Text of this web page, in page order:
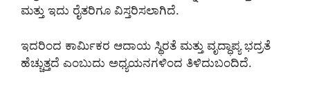
ಮತ್ತು ಇದು ರೈತರಿಗೂ ವಿಸ್ತರಿಸಲಾಗಿದೆ.
ಇದರಿಂದ ಕಾರ್ಮಿಕರ ಆದಾಯ ಸ್ಥಿರತೆ ಮತ್ತು ವೃದ್ಧಾಪ್ಯ ಭದ್ರತೆ
ಹೆಚ್ಚುತ್ತದೆ ಎಂಬುದು ಅಧ್ಯಯನಗಳಿಂದ ತಿಳಿದುಬಂದಿದೆ.